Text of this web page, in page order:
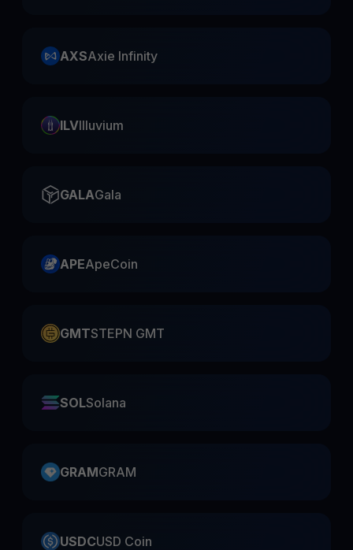
AXSAxie Infinity
ILVIlluvium
GALAGala
APEApeCoin
GMTSTEPN GMT
SOLSolana
GRAMGRAM
USDCUSD Coin